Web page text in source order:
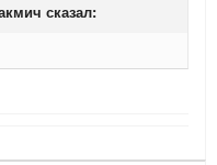
сказал: